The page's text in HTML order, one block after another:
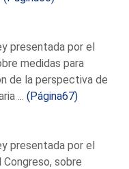
presentada por el
medidas para
de la perspectiva de
...(Página67)
presentada por el
sobre